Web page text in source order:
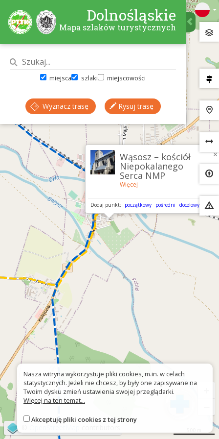
×
Wąsosz – kościół
Niepokalanego
Serca NMP
Więcej
Dodaj punkt: początkowy pośredni docelowy
Dolnośląskie
Mapa szlaków turystycznych
miejsca szlaki miejscowości
Wyznacz trasę Rysuj trasę
Nasza witryna wykorzystuje pliki cookies, m.in. w celach
statystycznych. Jeżeli nie chcesz, by były one zapisywane na
Twoim dysku zmień ustawienia swojej przeglądarki.
Więcej na ten temat...
Akceptuję pliki cookies z tej strony